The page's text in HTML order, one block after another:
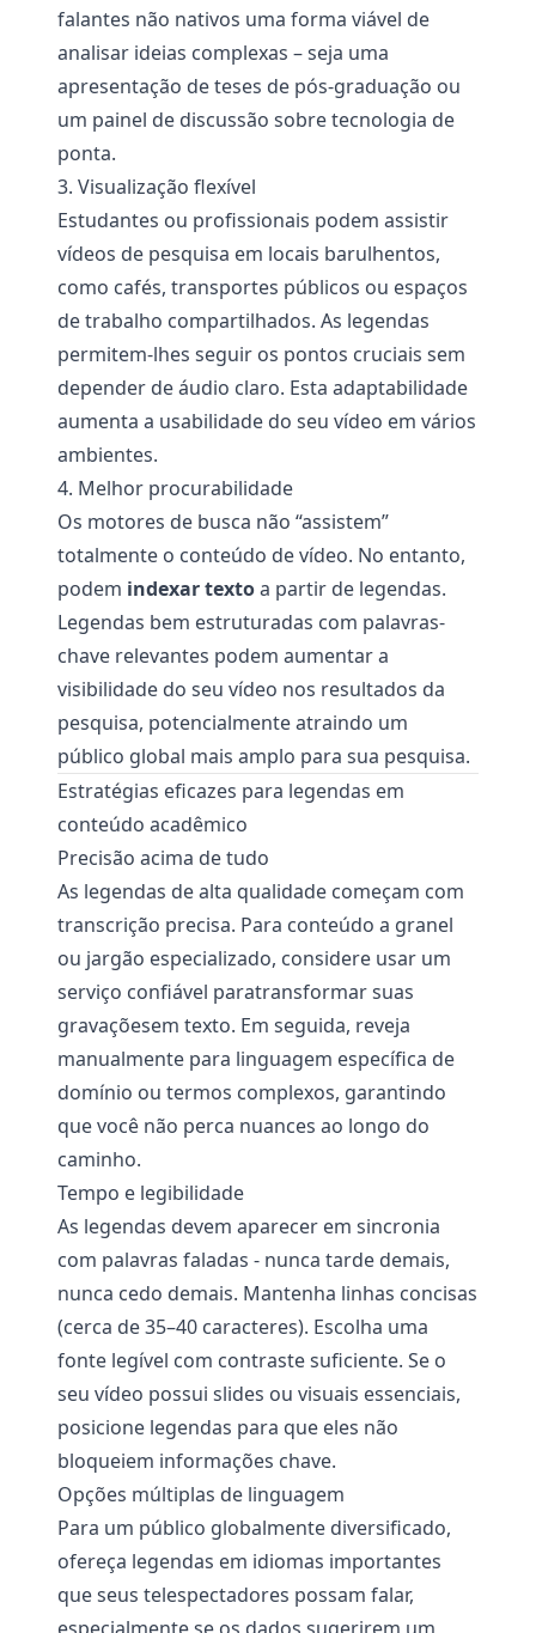
falantes não nativos uma forma viável de
analisar ideias complexas – seja uma
apresentação de teses de pós-graduação ou
um painel de discussão sobre tecnologia de
ponta.
3. Visualização flexível
Estudantes ou profissionais podem assistir
vídeos de pesquisa em locais barulhentos,
como cafés, transportes públicos ou espaços
de trabalho compartilhados. As legendas
permitem-lhes seguir os pontos cruciais sem
depender de áudio claro. Esta adaptabilidade
aumenta a usabilidade do seu vídeo em vários
ambientes.
4. Melhor procurabilidade
Os motores de busca não “assistem”
totalmente o conteúdo de vídeo. No entanto,
podem indexar textoa partir de legendas.
Legendas bem estruturadas com palavras-
chave relevantes podem aumentar a
visibilidade do seu vídeo nos resultados da
pesquisa, potencialmente atraindo um
público global mais amplo para sua pesquisa.
Estratégias eficazes para legendas em
conteúdo acadêmico
Precisão acima de tudo
As legendas de alta qualidade começam com
transcrição precisa. Para conteúdo a granel
ou jargão especializado, considere usar um
serviço confiável paratransformar suas
gravaçõesem texto. Em seguida, reveja
manualmente para linguagem específica de
domínio ou termos complexos, garantindo
que você não perca nuances ao longo do
caminho.
Tempo e legibilidade
As legendas devem aparecer em sincronia
com palavras faladas - nunca tarde demais,
nunca cedo demais. Mantenha linhas concisas
(cerca de 35–40 caracteres). Escolha uma
fonte legível com contraste suficiente. Se o
seu vídeo possui slides ou visuais essenciais,
posicione legendas para que eles não
bloqueiem informações chave.
Opções múltiplas de linguagem
Para um público globalmente diversificado,
ofereça legendas em idiomas importantes
que seus telespectadores possam falar,